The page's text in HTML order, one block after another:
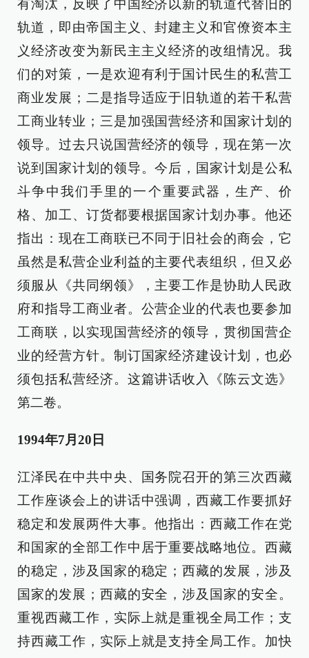
有淘汰，反映了中国经济以新的轨道代替旧的
轨道，即由帝国主义、封建主义和官僚资本主
义经济改变为新民主主义经济的改组情况。我
们的对策，一是欢迎有利于国计民生的私营工
商业发展；二是指导适应于旧轨道的若干私营
工商业转业；三是加强国营经济和国家计划的
领导。过去只说国营经济的领导，现在第一次
说到国家计划的领导。今后，国家计划是公私
斗争中我们手里的一个重要武器，生产、价
格、加工、订货都要根据国家计划办事。他还
指出：现在工商联已不同于旧社会的商会，它
虽然是私营企业利益的主要代表组织，但又必
须服从《共同纲领》，主要工作是协助人民政
府和指导工商业者。公营企业的代表也要参加
工商联，以实现国营经济的领导，贯彻国营企
业的经营方针。制订国家经济建设计划，也必
须包括私营经济。这篇讲话收入《陈云文选》
第二卷。
1994年7月20日
江泽民在中共中央、国务院召开的第三次西藏
工作座谈会上的讲话中强调，西藏工作要抓好
稳定和发展两件大事。他指出：西藏工作在党
和国家的全部工作中居于重要战略地位。西藏
的稳定，涉及国家的稳定；西藏的发展，涉及
国家的发展；西藏的安全，涉及国家的安全。
重视西藏工作，实际上就是重视全局工作；支
持西藏工作，实际上就是支持全局工作。加快